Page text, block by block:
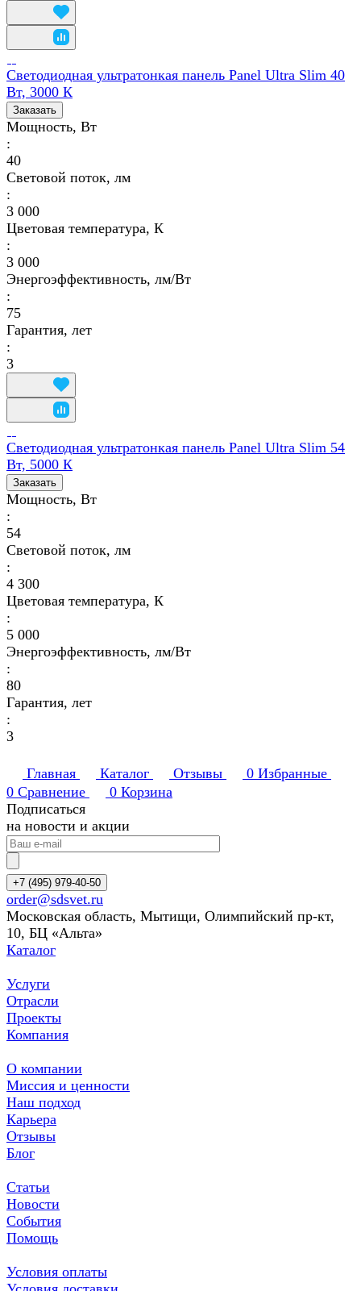
Светодиодная ультратонкая панель Panel Ultra Slim 40
Вт, 3000 К
Заказать
Мощность, Вт
:
40
Световой поток, лм
:
3 000
Цветовая температура, К
:
3 000
Энергоэффективность, лм/Вт
:
75
Гарантия, лет
:
3
Светодиодная ультратонкая панель Panel Ultra Slim 54
Вт, 5000 К
Заказать
Мощность, Вт
:
54
Световой поток, лм
:
4 300
Цветовая температура, К
:
5 000
Энергоэффективность, лм/Вт
:
80
Гарантия, лет
:
3
Главная Каталог Отзывы 0 Избранные
0 Сравнение 0 Корзина
Подписаться
на новости и акции
+7 (495) 979-40-50
order@sdsvet.ru
Московская область, Мытищи, Олимпийский пр-кт,
10, БЦ «Альта»
Каталог
Услуги
Отрасли
Проекты
Компания
О компании
Миссия и ценности
Наш подход
Карьера
Отзывы
Блог
Статьи
Новости
События
Помощь
Условия оплаты